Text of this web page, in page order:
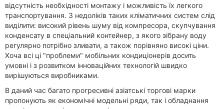
відсутність необхідності монтажу і можливість їх легкого
транспортування. З недоліків таких кліматичних систем слід
виділити: високий рівень шуму від компресора, скупчування
конденсату в спеціальний контейнер, з якого зібрану воду
регулярно потрібно зливати, а також порівняно високі ціни.
Хоча всі ці "проблеми" мобільних кондиціонерів досить
умовні і з розвитком інноваційних технологій швидко
вирішуються виробниками.
В даний час багато прогресивні азіатські торгові марки
пропонують як економічні модельні ряди, так і обладнання